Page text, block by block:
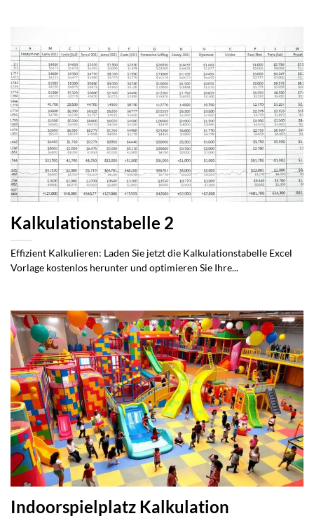
Kalkulationstabelle 2
Effizient Kalkulieren: Laden Sie jetzt die Kalkulationstabelle Excel
Vorlage kostenlos herunter und optimieren Sie Ihre...
Indoorspielplatz Kalkulation